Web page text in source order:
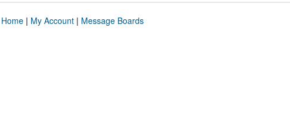
Home| My Account| Message Boards